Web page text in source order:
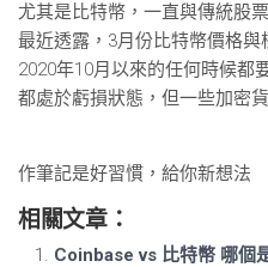
尤其是比特幣，一直與傳統股
最近透露，3月份比特幣價格
2020年10月以來的任何時候都
都處於虧損狀態，但一些加密
作筆記是好習慣，給你新想法
相關文章：
Coinbase vs 比特幣 哪個